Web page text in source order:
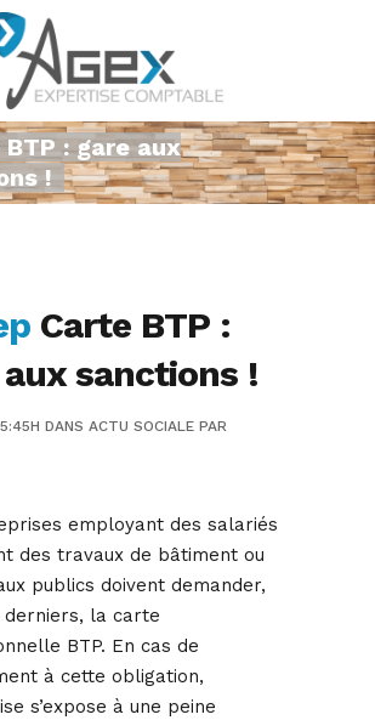
: gare aux
!
Carte BTP :
sanctions !
DANS ACTU SOCIALE PAR
employant des salariés
des travaux de bâtiment ou
publics doivent demander,
derniers, la carte
BTP. En cas de
à cette obligation,
s’expose à une peine